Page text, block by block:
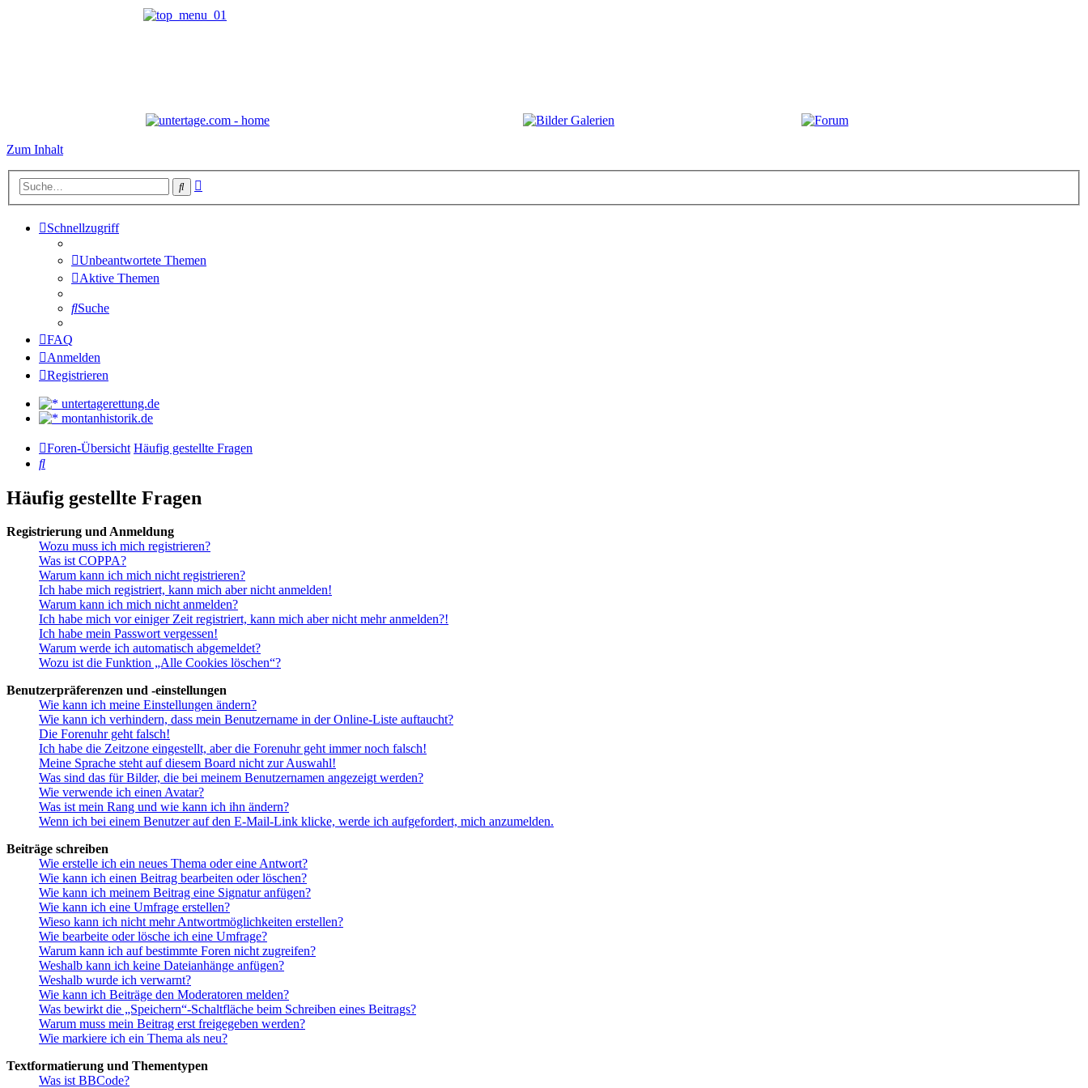
Zum Inhalt
Suche
Schnellzugriff
Unbeantwortete Themen
Aktive Themen
Suche
FAQ
Anmelden
Registrieren
untertagerettung.de
montanhistorik.de
Foren-Übersicht Häufig gestellte Fragen
Suche
Häufig gestellte Fragen
Registrierung und Anmeldung
Wozu muss ich mich registrieren?
Was ist COPPA?
Warum kann ich mich nicht registrieren?
Ich habe mich registriert, kann mich aber nicht anmelden!
Warum kann ich mich nicht anmelden?
Ich habe mich vor einiger Zeit registriert, kann mich aber nicht mehr anmelden?!
Ich habe mein Passwort vergessen!
Warum werde ich automatisch abgemeldet?
Wozu ist die Funktion „Alle Cookies löschen“?
Benutzerpräferenzen und -einstellungen
Wie kann ich meine Einstellungen ändern?
Wie kann ich verhindern, dass mein Benutzername in der Online-Liste auftaucht?
Die Forenuhr geht falsch!
Ich habe die Zeitzone eingestellt, aber die Forenuhr geht immer noch falsch!
Meine Sprache steht auf diesem Board nicht zur Auswahl!
Was sind das für Bilder, die bei meinem Benutzernamen angezeigt werden?
Wie verwende ich einen Avatar?
Was ist mein Rang und wie kann ich ihn ändern?
Wenn ich bei einem Benutzer auf den E-Mail-Link klicke, werde ich aufgefordert, mich anzumelden.
Beiträge schreiben
Wie erstelle ich ein neues Thema oder eine Antwort?
Wie kann ich einen Beitrag bearbeiten oder löschen?
Wie kann ich meinem Beitrag eine Signatur anfügen?
Wie kann ich eine Umfrage erstellen?
Wieso kann ich nicht mehr Antwortmöglichkeiten erstellen?
Wie bearbeite oder lösche ich eine Umfrage?
Warum kann ich auf bestimmte Foren nicht zugreifen?
Weshalb kann ich keine Dateianhänge anfügen?
Weshalb wurde ich verwarnt?
Wie kann ich Beiträge den Moderatoren melden?
Was bewirkt die „Speichern“-Schaltfläche beim Schreiben eines Beitrags?
Warum muss mein Beitrag erst freigegeben werden?
Wie markiere ich ein Thema als neu?
Textformatierung und Thementypen
Was ist BBCode?